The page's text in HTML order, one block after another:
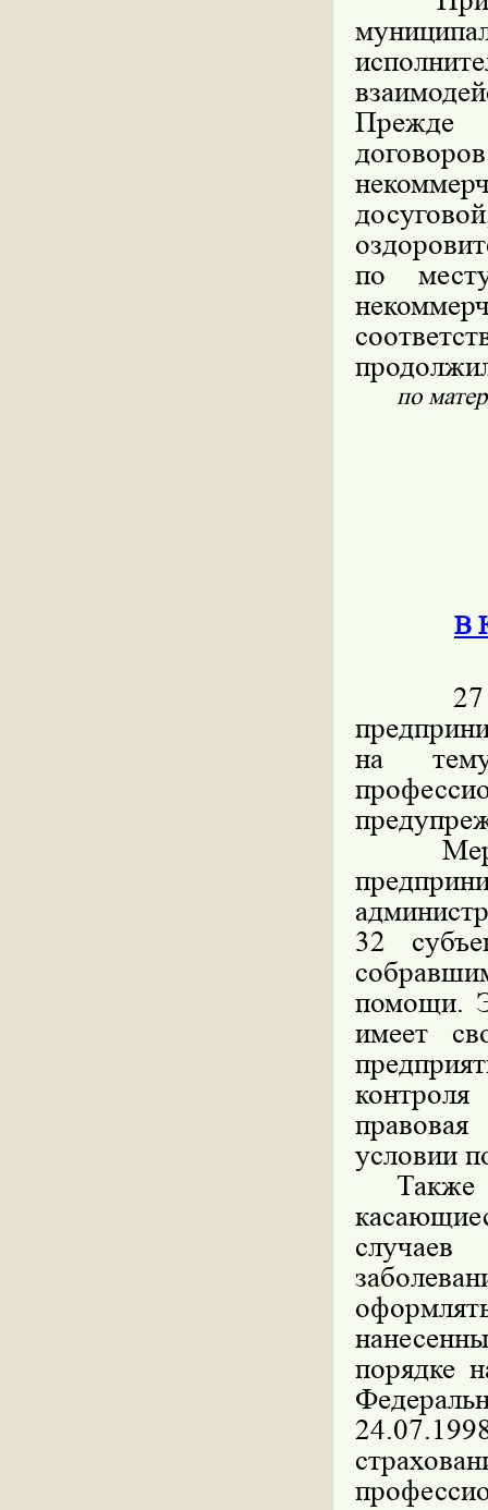
Прежде
по
по
В
27
на
32
помощи.
имеет
условии
Также в
случаев
порядке